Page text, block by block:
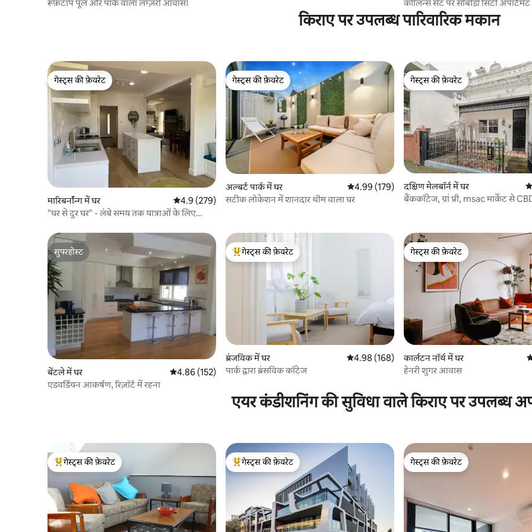
रूफ़टॉप पूल और पार्क वाला लग्ज़री आवास।
कोलिन्स सेंट पर सीबीडी सिटी अपार्टमेंट
किराए पर उपलब्ध पारिवारिक मकान
गेस्ट्स की फ़ेवरेट
गेस्ट्स की फ़ेवरेट
मारिबर्नॉन्ग में घर औसत रेटिंग 5 में से 4.9, 279 समीक्षाएँ
4.9 (279)
"घर से दूर घर" - लंबे समय तक यात्राओं के लिए
गेस्ट्स की फ़ेवरेट
गेस्ट्स की फ़ेवरेट
अल्बर्ट पार्क में घर औसत रेटिंग 5 में से 4.99, 179 समीक्षाएँ
4.99 (179)
सटीक लोकेशन में शानदार थीम वाला घर
गेस्ट्स की फ़ेवरेट
गेस्ट्स की फ़ेवरेट
दक्षिण मेलबॉर्न में घर
बैंककॉटेज, ग्रां प्री, msac मार्केट से
सुपरहोस्ट
सुपरहोस्ट
बेंटले में घर औसत रेटिंग 5 में से 4.86, 152 समीक्षाएँ
4.86 (152)
एडवर्डियन आकर्षण, रिज़ॉर्ट में रहना
गेस्ट्स का टॉप फ़ेवरेट
गेस्ट्स की फ़ेवरेट
ब्रंजविक में घर औसत रेटिंग 5 में से 4.98, 168 समीक्षाएँ
4.98 (168)
पार्क द्वारा ब्रंसविक कॉटेज
गेस्ट्स की फ़ेवरेट
गेस्ट्स की फ़ेवरेट
कार्लटन नॉर्थ में घर
हेनरी शुगर आवास
एयर कंडीशनिंग की सुविधा वाले किराए पर उपलब्ध
गेस्ट्स का टॉप फ़ेवरेट
गेस्ट्स की फ़ेवरेट
गेस्ट्स का टॉप फ़ेवरेट
गेस्ट्स की फ़ेवरेट
गेस्ट्स की फ़ेवरेट
गेस्ट्स की फ़ेवरेट